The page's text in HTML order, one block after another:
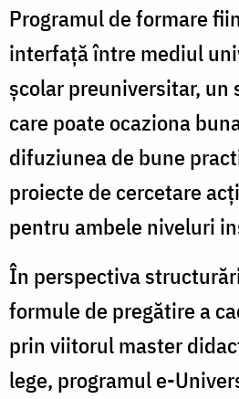
Programul de formare
interfață între mediul
școlar preuniversitar,
care poate ocaziona
difuziunea de bune
proiecte de cercetare
pentru ambele niveluri
În perspectiva
formule de pregătire a
prin viitorul master
lege, programul e-